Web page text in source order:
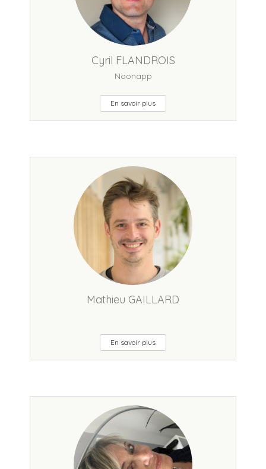
Cyril FLANDROIS
Naonapp
En savoir plus
Mathieu GAILLARD
En savoir plus